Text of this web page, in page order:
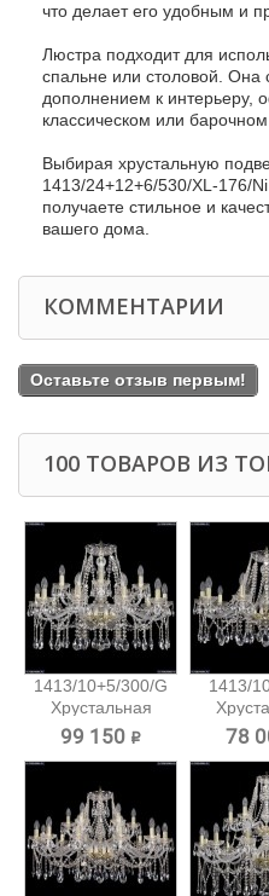
что делает его удобным и
Люстра подходит для
спальне или столовой. Она
дополнением к интерьеру,
классическом или барочном
Выбирая хрустальную
1413/24+12+6/530/XL-176/
получаете стильное и
вашего дома.
КОММЕНТАРИИ
Оставьте отзыв первым!
100 ТОВАРОВ ИЗ
1413/10+5/300/G
Хрустальная
подвесная...
99 150 ₽
1413/
78